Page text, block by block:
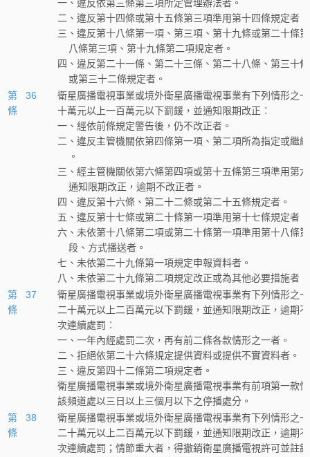
一、違反依第三條第三項所定管理辦法者。
二、違反第十四條或第十五條第三項準用第十四條規定者。
三、違反第十八條第一項、第三項、第十九條或第二十條
    八條第三項、第十九條第二項規定者。
四、違反第二十一條、第二十三條、第二十八條、第三十
    或第三十二條規定者。
第 36
條
衛星廣播電視事業或境外衛星廣播電視事業有下列情形之
十萬元以上一百萬元以下罰鍰，並通知限期改正︰
一、經依前條規定警告後，仍不改正者。
二、違反主管機關依第四條第一項、第二項所為指定或繼
    。
三、經主管機關依第六條第四項或第十五條第三項準用第
    通知限期改正，逾期不改正者。
四、違反第十六條、第二十二條或第二十五條規定者。
五、違反第十七條或第二十條第一項準用第十七條規定者。
六、未依第十八條第二項或第二十條第一項準用第十八條
    段、方式播送者。
七、未依第二十九條第一項規定申報資料者。
八、未依第二十九條第二項規定改正或為其他必要措施者。
第 37
條
衛星廣播電視事業或境外衛星廣播電視事業有下列情形之
二十萬元以上二百萬元以下罰鍰，並通知限期改正，逾期
次連續處罰︰
一、一年內經處罰二次，再有前二條各款情形之一者。
二、拒絕依第二十六條規定提供資料或提供不實資料者。
三、違反第四十二條第二項規定者。
衛星廣播電視事業或境外衛星廣播電視事業有前項第一款
該頻道處以三日以上三個月以下之停播處分。
第 38
條
衛星廣播電視事業或境外衛星廣播電視事業有下列情形之
二十萬元以上二百萬元以下罰鍰，並通知限期改正，逾期
次連續處罰；情節重大者，得撤銷衛星廣播電視許可並註